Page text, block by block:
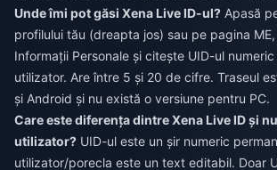
Unde îmi pot găsi Xena Live ID-ul? Apasă
profilului tău (dreapta jos) sau pe pagina
Informații Personale și citește UID-ul
utilizator. Are între 5 și 20 de cifre. Traseul
și Android și nu există o versiune pentru PC.
Care este diferența dintre Xena Live ID și
utilizator? UID-ul este un șir numeric
utilizator/porecla este un text editabil. Doar